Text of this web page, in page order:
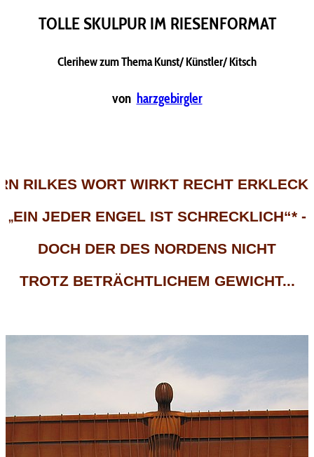
TOLLE SKULPUR IM RIESENFORMAT
Clerihew zum Thema Kunst/ Künstler/ Kitsch
von harzgebirgler
RILKES WORT WIRKT RECHT
„EIN JEDER ENGEL IST SCHRECKLICH“* -
DOCH DER DES NORDENS NICHT
TROTZ BETRÄCHTLICHEM GEWICHT...